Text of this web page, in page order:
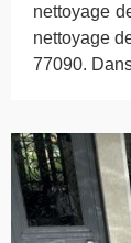
nettoyage
nettoyage
77090.